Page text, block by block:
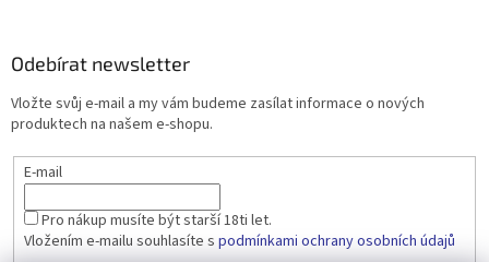
Odebírat newsletter
Vložte svůj e-mail a my vám budeme zasílat informace o nových
produktech na našem e-shopu.
E-mail
Pro nákup musíte být starší 18ti let.
Vložením e-mailu souhlasíte s podmínkami ochrany osobních údajů